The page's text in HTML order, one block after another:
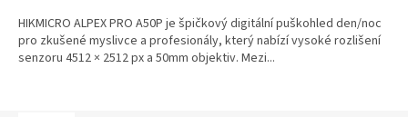
HIKMICRO ALPEX PRO A50P je špičkový digitální puškohled den/noc
pro zkušené myslivce a profesionály, který nabízí vysoké rozlišení
senzoru 4512 × 2512 px a 50mm objektiv. Mezi...